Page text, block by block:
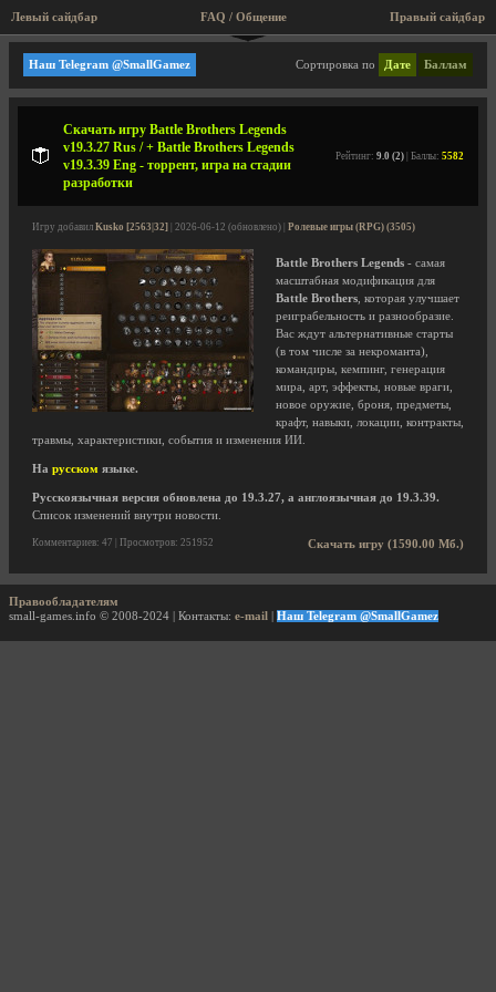
Левый сайдбар Правый сайдбар
FAQ / Общение
Legends mod team
Сортировка по Дате Баллам
Наш Telegram @SmallGamez
Скачать игру Battle Brothers Legends
v19.3.27 Rus / + Battle Brothers Legends
v19.3.39 Eng - торрент, игра на стадии
разработки
Рейтинг: 9.0 (2) | Баллы: 5582
Игру добавил Kusko [2563|32] | 2026-06-12 (обновлено) | Ролевые игры (RPG) (3505)
Battle Brothers Legends - самая
масштабная модификация для
Battle Brothers , которая улучшает
реиграбельность и разнообразие.
Вас ждут альтернативные старты
(в том числе за некроманта),
командиры, кемпинг, генерация
мира, арт, эффекты, новые враги,
новое оружие, броня, предметы,
крафт, навыки, локации, контракты,
травмы, характеристики, события и изменения ИИ.
На русском языке.
Русскоязычная версия обновлена до 19.3.27, а англоязычная до 19.3.39.
Список изменений внутри новости.
Скачать игру (1590.00 Мб.)
Комментариев: 47 | Просмотров: 251952
Правообладателям
small-games.info © 2008-2024 | Контакты: e-mail Наш Telegram @SmallGamez